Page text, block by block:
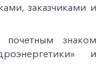
заказчиками и
знаком
и